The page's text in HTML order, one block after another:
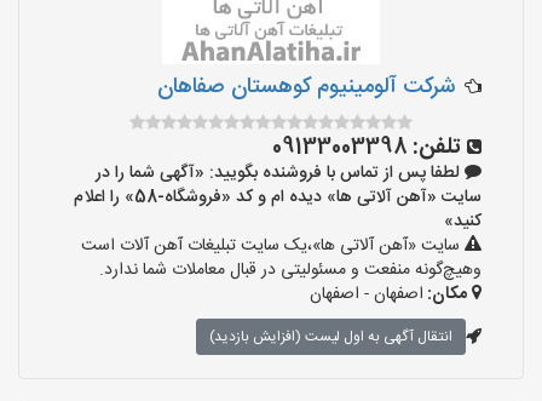
شرکت آلومینیوم کوهستان صفاهان
تلفن: 09133003398
لطفا پس از تماس با فروشنده بگویید: «آگهی شما را در
سایت «آهن آلاتی ها» دیده ام و کد «فروشگاه-58» را اعلام
کنید»
سایت «آهن آلاتی ها»،یک سایت تبلیغات آهن آلات است
وهیچ‌گونه منفعت و مسئولیتی در قبال معاملات شما ندارد.
مکان: اصفهان - اصفهان
انتقال آگهی به اول لیست (افزایش بازدید)